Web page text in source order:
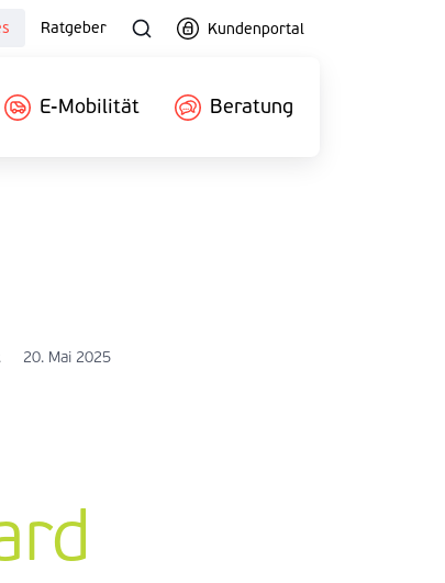
Ratgeber Kundenportal
E-Mobilität Beratung
20. Mai 2025